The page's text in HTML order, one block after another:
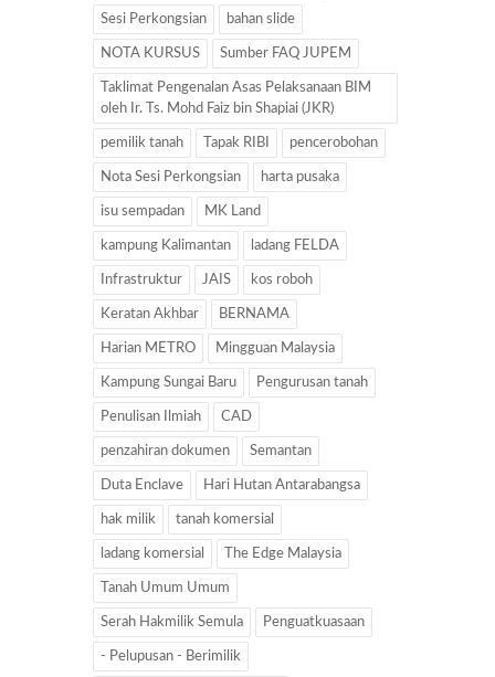
Sesi Perkongsian bahan slide
NOTA KURSUS Sumber FAQ JUPEM
Taklimat Pengenalan Asas Pelaksanaan BIM
oleh Ir. Ts. Mohd Faiz bin Shapiai (JKR)
pemilik tanah Tapak RIBI pencerobohan
Nota Sesi Perkongsian harta pusaka
isu sempadan MK Land
kampung Kalimantan ladang FELDA
Infrastruktur JAIS kos roboh
Keratan Akhbar BERNAMA
Harian METRO Mingguan Malaysia
Kampung Sungai Baru Pengurusan tanah
Penulisan Ilmiah CAD
penzahiran dokumen Semantan
Duta Enclave Hari Hutan Antarabangsa
hak milik tanah komersial
ladang komersial The Edge Malaysia
Tanah Umum Umum
Serah Hakmilik Semula Penguatkuasaan
- Pelupusan - Berimilik